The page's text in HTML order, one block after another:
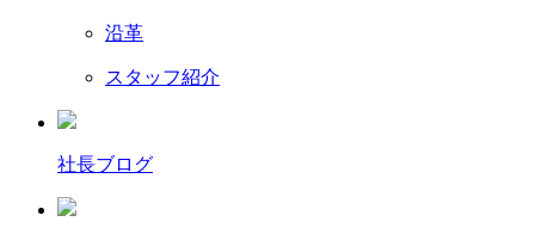
沿革
スタッフ紹介
社長ブログ